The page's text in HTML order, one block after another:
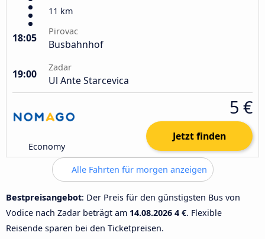
11 km
18:05
Pirovac
Busbahnhof
19:00
Zadar
Ul Ante Starcevica
Economy
5 €
Jetzt finden
Alle Fahrten für morgen anzeigen
Bestpreisangebot: Der Preis für den günstigsten Bus von
Vodice nach Zadar beträgt am 14.08.2026 4 €. Flexible
Reisende sparen bei den Ticketpreisen.